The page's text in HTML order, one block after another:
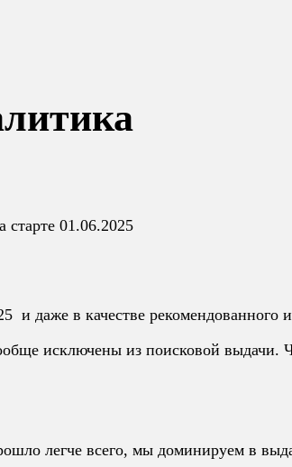
01.06.2025
даже в качестве рекомендованного
исключены из поисковой выдачи.
легче всего, мы доминируем в